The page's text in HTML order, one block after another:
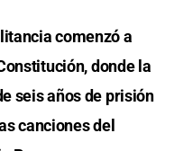
comenzó a
donde la
seis años de prisión
canciones del